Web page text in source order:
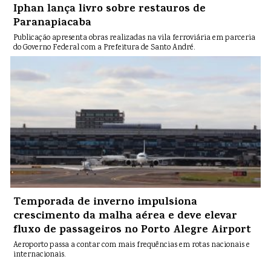
Iphan lança livro sobre restauros de
Paranapiacaba
Publicação apresenta obras realizadas na vila ferroviária em parceria
do Governo Federal com a Prefeitura de Santo André.
Temporada de inverno impulsiona
crescimento da malha aérea e deve elevar
fluxo de passageiros no Porto Alegre Airport
Aeroporto passa a contar com mais frequências em rotas nacionais e
internacionais.